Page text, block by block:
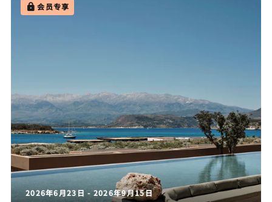
会员专享
2026年6月23日 - 2026年9月15日